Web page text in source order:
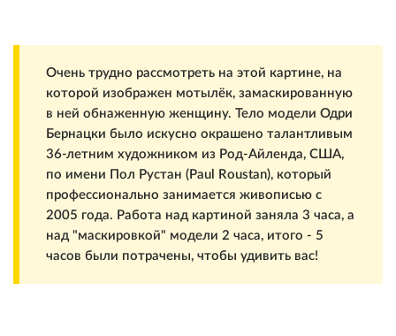
Очень трудно рассмотреть на этой картине, на
которой изображен мотылёк, замаскированную
в ней обнаженную женщину. Тело модели Одри
Бернацки было искусно окрашено талантливым
36-летним художником из Род-Айленда, США,
по имени Пол Рустан (Paul Roustan), который
профессионально занимается живописью с
2005 года. Работа над картиной заняла 3 часа, а
над "маскировкой" модели 2 часа, итого - 5
часов были потрачены, чтобы удивить вас!